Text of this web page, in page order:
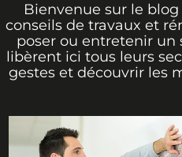
Bienvenue sur le
conseils de travaux et
poser ou entretenir un
libèrent ici tous leurs
gestes et découvrir les